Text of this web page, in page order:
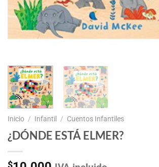
Inicio / Infantil / Cuentos Infantiles
¿DÓNDE ESTÁ ELMER?
$